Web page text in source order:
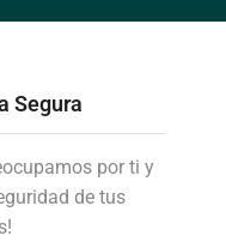
Segura
por ti y
de tus